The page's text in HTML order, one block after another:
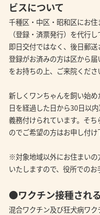
ビスについて
千種区・中区・昭和区にお
（登録・済票発行）を代行し
即日交付ではなく、後日郵送
登録がお済みの方は区から
をお持ちの上、ご来院くださ
新しくワンちゃんを飼い始
日を経過した日から30日以
義務付けられています。そ
のでご希望の方はお申し付け
※対象地域以外にお住まい
いたしますので、役所でのお
●ワクチン接種され
混合ワクチン及び狂犬病ワ